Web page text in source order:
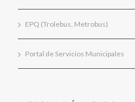
EPQ (Trolebus, Metrobus)
Portal de Servicios Municipales